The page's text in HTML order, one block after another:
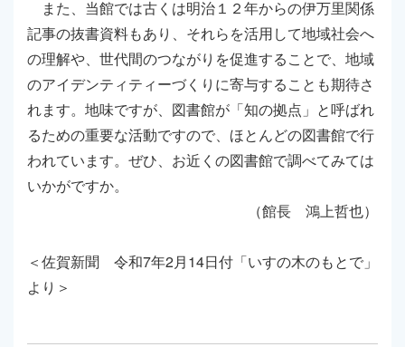
また、当館では古くは明治１２年からの伊万里関係
記事の抜書資料もあり、それらを活用して地域社会へ
の理解や、世代間のつながりを促進することで、地域
のアイデンティティーづくりに寄与することも期待さ
れます。地味ですが、図書館が「知の拠点」と呼ばれ
るための重要な活動ですので、ほとんどの図書館で行
われています。ぜひ、お近くの図書館で調べてみては
いかがですか。
（館長 鴻上哲也）
＜佐賀新聞 令和7年2月14日付「いすの木のもとで」
より＞